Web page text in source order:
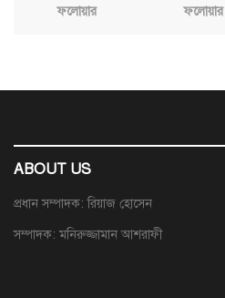
ফলোয়ার ফলোয়ার
ABOUT US
প্রধান সম্পাদক: রিয়াজ হোসেন
সম্পাদক: মনিরুজ্জামান আশরাফী